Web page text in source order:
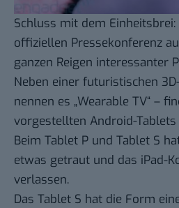
Schluss mit dem
offiziellen Pressekonferenz
ganzen Reigen interessanter
Neben einer futuristischen
nennen es „Wearable TV“ –
vorgestellten Android-
Beim Tablet P und Tablet S
etwas getraut und das iPad-
verlassen.
Das Tablet S hat die Form